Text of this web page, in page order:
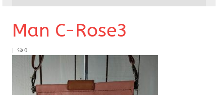
Commandes particulières
E-Boutique
Man C-Rose3
| 0